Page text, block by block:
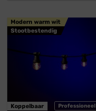
Professioneel
Modern warm wit
Stootbestendig
Koppelbaar